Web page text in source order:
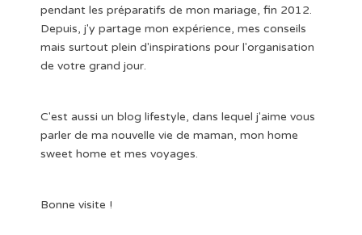
pendant les préparatifs de mon mariage, fin 2012.
Depuis, j'y partage mon expérience, mes conseils
mais surtout plein d'inspirations pour l'organisation
de votre grand jour.
C'est aussi un blog lifestyle, dans lequel j'aime vous
parler de ma nouvelle vie de maman, mon home
sweet home et mes voyages.
Bonne visite !